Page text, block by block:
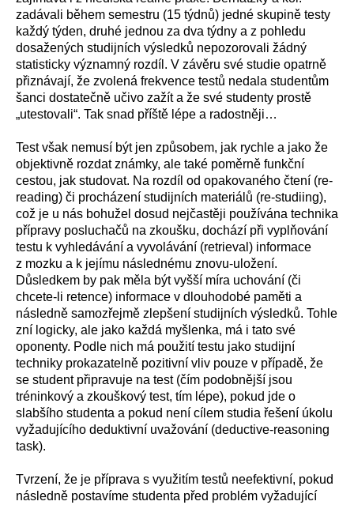
zadávali během semestru (15 týdnů) jedné skupině testy
každý týden, druhé jednou za dva týdny a z pohledu
dosažených studijních výsledků nepozorovali žádný
statisticky významný rozdíl. V závěru své studie opatrně
přiznávají, že zvolená frekvence testů nedala studentům
šanci dostatečně učivo zažít a že své studenty prostě
„utestovali“. Tak snad příště lépe a radostněji…
Test však nemusí být jen způsobem, jak rychle a jako že
objektivně rozdat známky, ale také poměrně funkční
cestou, jak studovat. Na rozdíl od opakovaného čtení (re-
reading) či procházení studijních materiálů (re-studiing),
což je u nás bohužel dosud nejčastěji používána technika
přípravy posluchačů na zkoušku, dochází při vyplňování
testu k vyhledávání a vyvolávání (retrieval) informace
z mozku a k jejímu následnému znovu-uložení.
Důsledkem by pak měla být vyšší míra uchování (či
chcete-li retence) informace v dlouhodobé paměti a
následně samozřejmě zlepšení studijních výsledků. Tohle
zní logicky, ale jako každá myšlenka, má i tato své
oponenty. Podle nich má použití testu jako studijní
techniky prokazatelně pozitivní vliv pouze v případě, že
se student připravuje na test (čím podobnější jsou
tréninkový a zkouškový test, tím lépe), pokud jde o
slabšího studenta a pokud není cílem studia řešení úkolu
vyžadujícího deduktivní uvažování (deductive-reasoning
task).
Tvrzení, že je příprava s využitím testů neefektivní, pokud
následně postavíme studenta před problém vyžadující